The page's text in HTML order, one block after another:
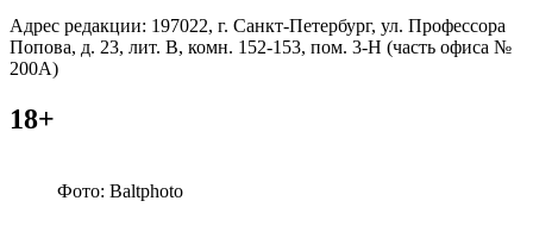
Адрес редакции: 197022, г. Санкт-Петербург, ул. Профессора
Попова, д. 23, лит. В, комн. 152-153, пом. 3-Н (часть офиса №
200А)
18+
Фото: Baltphoto